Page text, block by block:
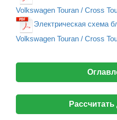
Volkswagen Touran / Cross
Электрическая схема
Volkswagen Touran / Cross